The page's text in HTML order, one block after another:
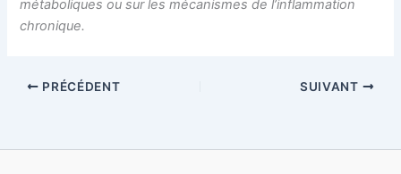
métaboliques ou sur les mécanismes de l’inflammation
chronique.
PRÉCÉDENT SUIVANT